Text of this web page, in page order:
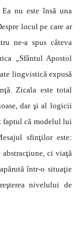
nu este însă una
locul pe care ar
ne-a spus câteva
„Sfântul Apostol
lingvistică expusă
Zicala este total
dar şi al logicii
faptul că modelul lui
sfinţilor este:
abstracţiune, ci viaţă
într-o situaţie
nivelului de